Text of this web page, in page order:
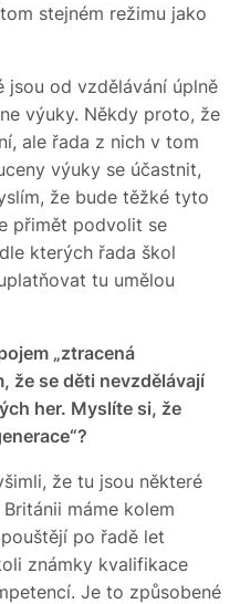
stejném režimu jako
jsou od vzdělávání úplně
výuky. Někdy proto, že
ale řada z nich v tom
výuky se účastnit,
že bude těžké tyto
přimět podvolit se
kterých řada škol
tu umělou
„ztracená
že se děti nevzdělávají
her. Myslíte si, že
že tu jsou některé
máme kolem
po řadě let
známky kvalifikace
Je to způsobené